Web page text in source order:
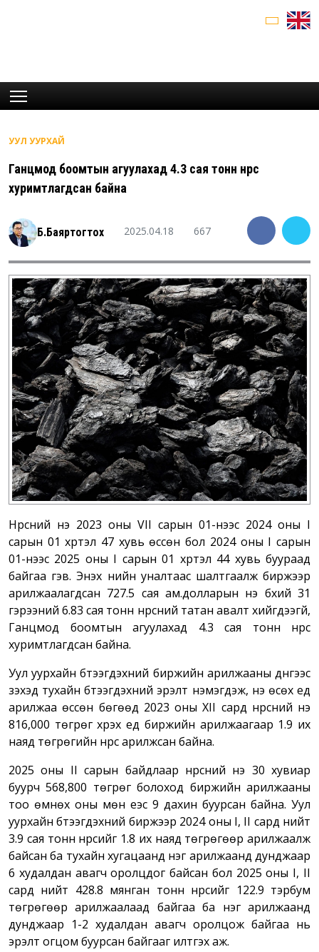
УУЛ УУРХАЙ
Ганцмод боомтын агуулахад 4.3 сая тонн нүүрс
хуримтлагдсан байна
Б.Баяртогтох 2025.04.18 667
Нүүрсний үнэ 2023 оны VII сарын 01-нээс 2024 оны I
сарын 01 хүртэл 47 хувь өссөн бол 2024 оны I сарын
01-нээс 2025 оны I сарын 01 хүртэл 44 хувь буураад
байгаа гэв. Энэхүү үнийн уналтаас шалтгаалж биржээр
арилжаалагдсан 727.5 сая ам.долларын үнэ бүхий 31
гэрээний 6.83 сая тонн нүүрсний татан авалт хийгдээгүй,
Ганцмод боомтын агуулахад 4.3 сая тонн нүүрс
хуримтлагдсан байна.
Уул уурхайн бүтээгдэхүүний биржийн арилжааны дүнгээс
үзэхэд тухайн бүтээгдэхүүний эрэлт нэмэгдэж, үнэ өсөх үед
арилжаа өссөн бөгөөд 2023 оны XII сард нүүрсний үнэ
816,000 төгрөг хүрэх үед биржийн арилжаагаар 1.9 их
наяд төгрөгийн нүүрс арилжсан байна.
2025 оны II сарын байдлаар нүүрсний үнэ 30 хувиар
буурч 568,800 төгрөг болоход биржийн арилжааны
тоо өмнөх оны мөн үеэс 9 дахин буурсан байна. Уул
уурхайн бүтээгдэхүүний биржээр 2024 оны I, II сард нийт
3.9 сая тонн нүүрсийг 1.8 их наяд төгрөгөөр арилжаалж
байсан ба тухайн хугацаанд нэг арилжаанд дунджаар
6 худалдан авагч оролцдог байсан бол 2025 оны I, II
сард нийт 428.8 мянган тонн нүүрсийг 122.9 тэрбум
төгрөгөөр арилжаалаад байгаа ба нэг арилжаанд
дунджаар 1-2 худалдан авагч оролцож байгаа нь
эрэлт огцом буурсан байгааг илтгэх аж.